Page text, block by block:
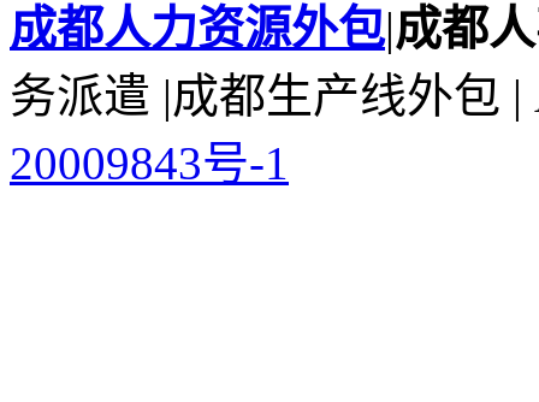
成都人力资源外包|成都
务派遣 |成都生产线外包
20009843号-1